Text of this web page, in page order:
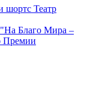
шортс Театр
Благо Мира –
Премии